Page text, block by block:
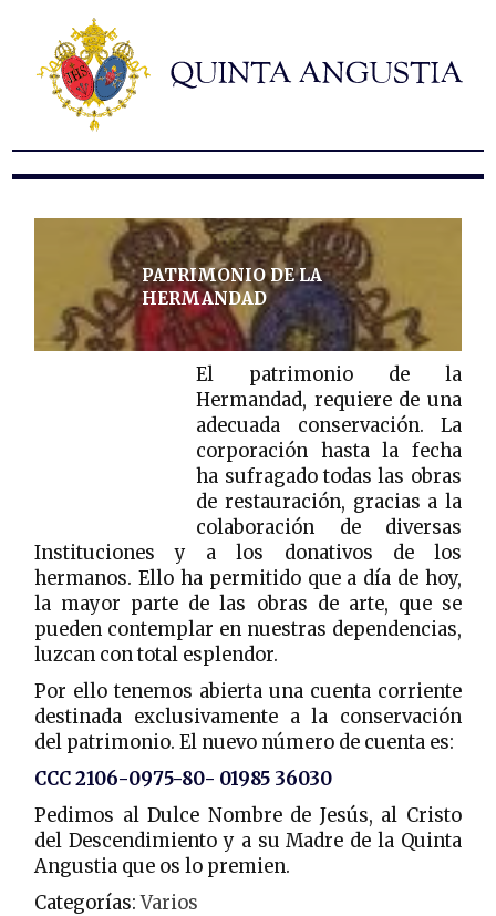
Hermandad
Titulares
Historia y patrimonio
Noticias
PATRIMONIO DE LA
HERMANDAD
El patrimonio de la
Hermandad, requiere de una
adecuada conservación. La
corporación hasta la fecha
ha sufragado todas las obras
de restauración, gracias a la
colaboración de diversas
Instituciones y a los donativos de los
hermanos. Ello ha permitido que a día de hoy,
la mayor parte de las obras de arte, que se
pueden contemplar en nuestras dependencias,
luzcan con total esplendor.
Por ello tenemos abierta una cuenta corriente
destinada exclusivamente a la conservación
del patrimonio. El nuevo número de cuenta es:
CCC 2106-0975-80- 01985 36030
Pedimos al Dulce Nombre de Jesús, al Cristo
del Descendimiento y a su Madre de la Quinta
Angustia que os lo premien.
Categorías:Varios